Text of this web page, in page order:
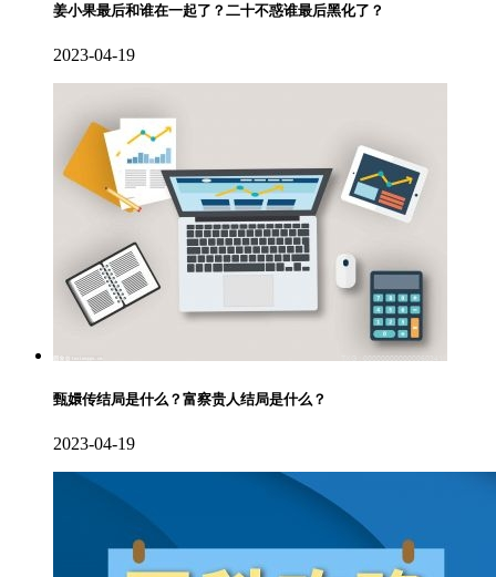
姜小果最后和谁在一起了？二十不惑谁最后黑化了？
2023-04-19
甄嬛传结局是什么？富察贵人结局是什么？
2023-04-19